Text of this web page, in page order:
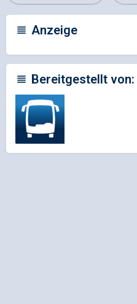
Anzeige
Bereitgestellt von: